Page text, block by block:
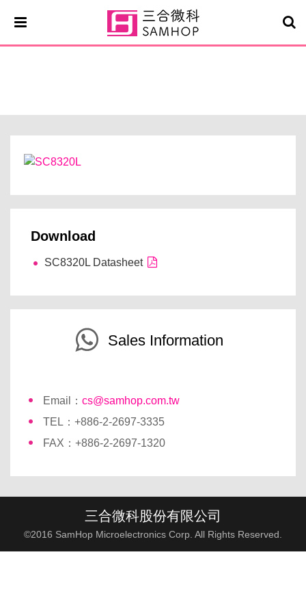
Download
SC8320L Datasheet
Sales Information
Email： cs@samhop.com.tw
TEL：+886-2-2697-3335
FAX：+886-2-2697-1320
三合微科股份有限公司
©2016 SamHop Microelectronics Corp. All Rights Reserved.